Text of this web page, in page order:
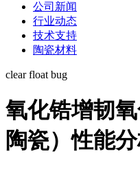
公司新闻
行业动态
技术支持
陶瓷材料
clear float bug
氧化锆增韧
陶瓷）性能